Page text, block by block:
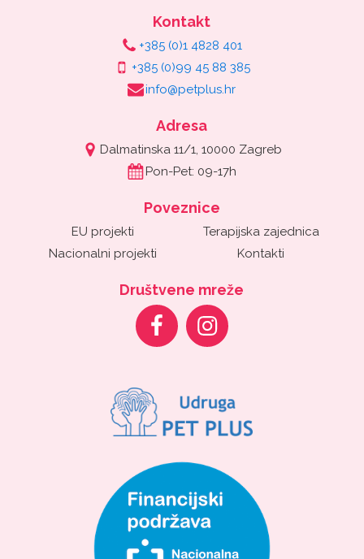
Kontakt
+385 (0)1 4828 401
+385 (0)99 45 88 385
info@petplus.hr
Adresa
Dalmatinska 11/1, 10000 Zagreb
Pon-Pet: 09-17h
Poveznice
EU projekti
Nacionalni projekti
Terapijska zajednica
Kontakti
Društvene mreže